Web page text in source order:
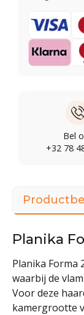
Bel
+32 78
Planika
Planika Forma
waarbij de
Voor deze
kamergrootte